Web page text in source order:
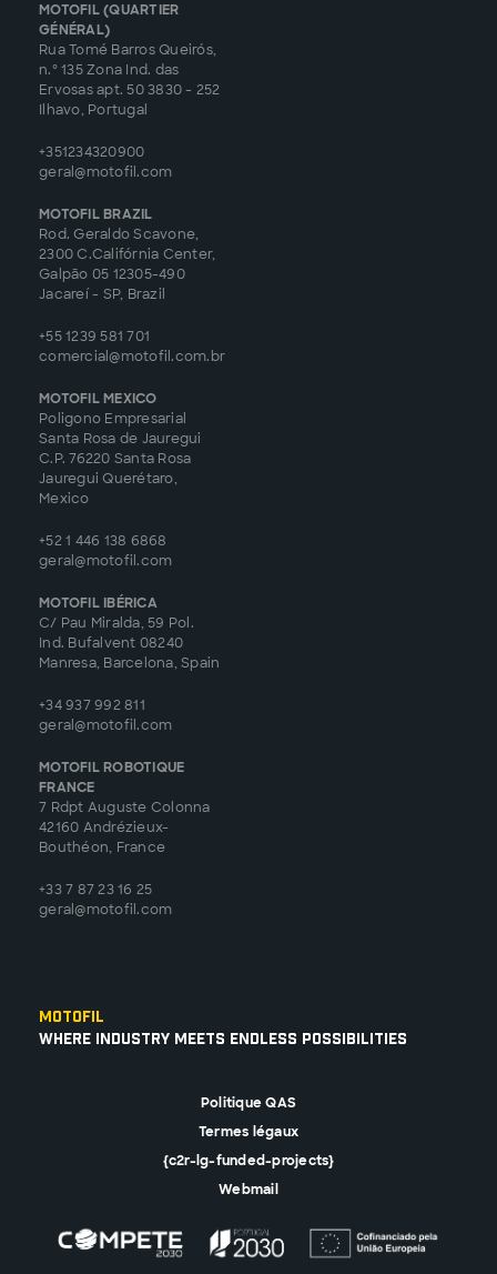
MOTOFIL (QUARTIER
GÉNÉRAL)
Rua Tomé Barros Queirós,
n.º 135 Zona Ind. das
Ervosas apt. 50 3830 - 252
Ilhavo, Portugal
+351234320900
geral@motofil.com
MOTOFIL BRAZIL
Rod. Geraldo Scavone,
2300 C.Califórnia Center,
Galpão 05 12305-490
Jacareí - SP, Brazil
+55 1239 581 701
comercial@motofil.com.br
MOTOFIL MEXICO
Poligono Empresarial
Santa Rosa de Jauregui
C.P. 76220 Santa Rosa
Jauregui Querétaro,
Mexico
+52 1 446 138 6868
geral@motofil.com
MOTOFIL IBÉRICA
C/ Pau Miralda, 59 Pol.
Ind. Bufalvent 08240
Manresa, Barcelona, Spain
+34 937 992 811
geral@motofil.com
MOTOFIL ROBOTIQUE
FRANCE
7 Rdpt Auguste Colonna
42160 Andrézieux-
Bouthéon, France
+33 7 87 23 16 25
geral@motofil.com
Motofil
Where Industry Meets Endless Possibilities
Politique QAS
Termes légaux
{c2r-lg-funded-projects}
Webmail